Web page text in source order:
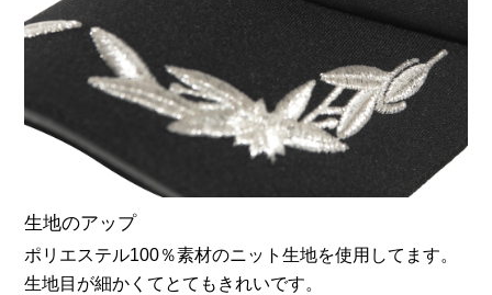
生地のアップ
ポリエステル100％素材のニット生地を使用してます。
生地目が細かくてとてもきれいです。